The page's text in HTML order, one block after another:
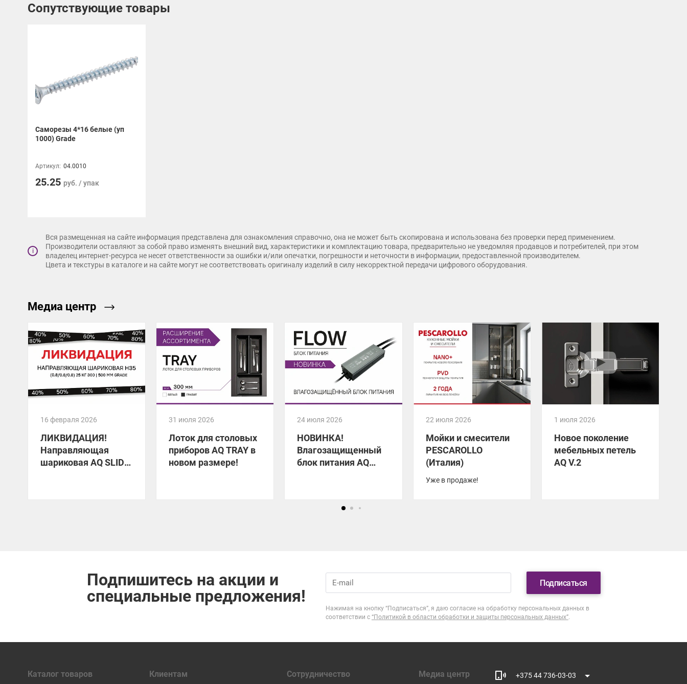
Сопутствующие товары
Саморезы 4*16 белые (уп
1000) Grade
Артикул: 04.0010
25.25 руб. / упак
i
Вся размещенная на сайте информация представлена для ознакомления справочно, она не может быть скопирована и использована без проверки перед применением.
Производители оставляют за собой право изменять внешний вид, характеристики и комплектацию товара, предварительно не уведомляя продавцов и потребителей, при этом
владелец интернет-ресурса не несет ответственности за ошибки и/или опечатки, погрешности и неточности в информации, предоставленной производителем.
Цвета и текстуры в каталоге и на сайте могут не соответствовать оригиналу изделий в силу некорректной передачи цифрового оборудования.
Медиа центр
16 февраля 2026
ЛИКВИДАЦИЯ!
Направляющая
шариковая AQ SLIDE
31 июля 2026
Лоток для столовых
приборов AQ TRAY в
новом размере!
24 июля 2026
НОВИНКА!
Влагозащищенный
блок питания AQ
22 июля 2026
Мойки и смесители
PESCAROLLO
(Италия)
Уже в продаже!
1 июля 2026
Новое поколение
мебельных петель
AQ V.2
Подпишитесь на акции и
специальные предложения!
Подписаться
Нажимая на кнопку “Подписаться”, я даю согласие на обработку персональных данных в
соответствии с “Политикой в области обработки и защиты персональных данных”.
Каталог товаров Клиентам Сотрудничество Медиа центр +375 44 736-03-03